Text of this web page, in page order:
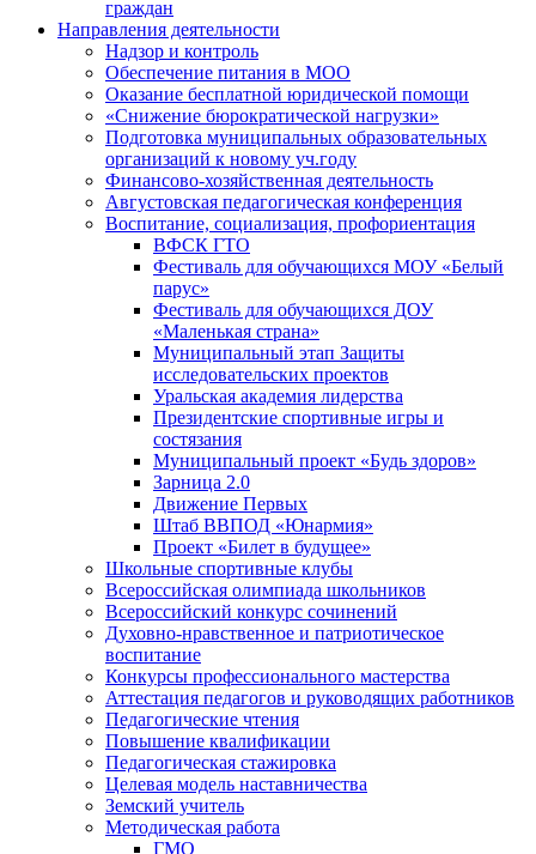
граждан
Направления деятельности
Надзор и контроль
Обеспечение питания в МОО
Оказание бесплатной юридической помощи
«Снижение бюрократической нагрузки»
Подготовка муниципальных образовательных
организаций к новому уч.году
Финансово-хозяйственная деятельность
Августовская педагогическая конференция
Воспитание, социализация, профориентация
ВФСК ГТО
Фестиваль для обучающихся МОУ «Белый
парус»
Фестиваль для обучающихся ДОУ
«Маленькая страна»
Муниципальный этап Защиты
исследовательских проектов
Уральская академия лидерства
Президентские спортивные игры и
состязания
Муниципальный проект «Будь здоров»
Зарница 2.0
Движение Первых
Штаб ВВПОД «Юнармия»
Проект «Билет в будущее»
Школьные спортивные клубы
Всероссийская олимпиада школьников
Всероссийский конкурс сочинений
Духовно-нравственное и патриотическое
воспитание
Конкурсы профессионального мастерства
Аттестация педагогов и руководящих работников
Педагогические чтения
Повышение квалификации
Педагогическая стажировка
Целевая модель наставничества
Земский учитель
Методическая работа
ГМО